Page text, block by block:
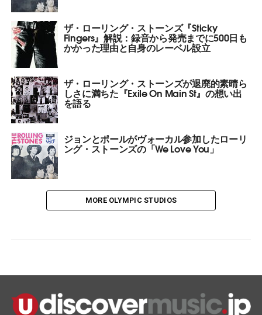
ザ・ローリング・ストーンズ『Sticky
Fingers』解説：録音から発売までに500日も
かかった理由と自身のレーベル設立
ザ・ローリング・ストーンズが退廃的素晴ら
しさに満ちた『Exile On Main St』の想い出
を語る
ジョンとポールがヴォーカル参加したローリ
ング・ストーンズの「We Love You」
MORE OLYMPIC STUDIOS